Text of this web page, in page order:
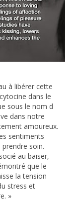
à libérer cette
dans le
sous le nom d
dans notre
amoureux.
sentiments
prendre soin.
au baiser,
que le
la tension
stress et
»